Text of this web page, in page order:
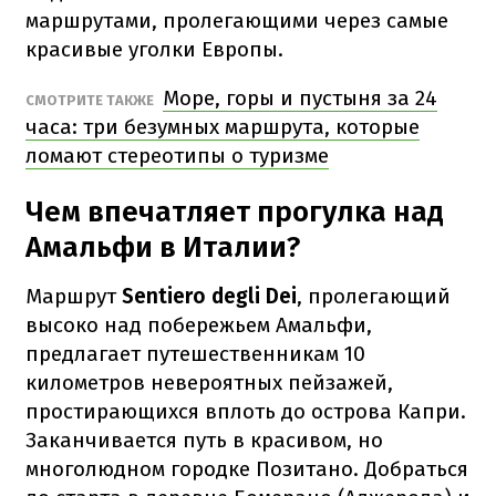
маршрутами, пролегающими через самые
красивые уголки Европы.
СМОТРИТЕ ТАКЖЕ Море, горы и пустыня за 24
часа: три безумных маршрута, которые
ломают стереотипы о туризме
Чем впечатляет прогулка над
Амальфи в Италии?
МаршрутSentiero degli Dei, пролегающий
высоко над побережьем Амальфи,
предлагает путешественникам 10
километров невероятных пейзажей,
простирающихся вплоть до острова Капри.
Заканчивается путь в красивом, но
многолюдном городке Позитано. Добраться